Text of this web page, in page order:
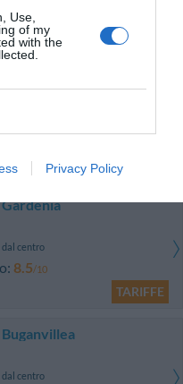
Use,
of my
with the
Privacy Policy
TARIFFE
8.3
TARIFFE
dal centro
8.5/10
TARIFFE
dal centro